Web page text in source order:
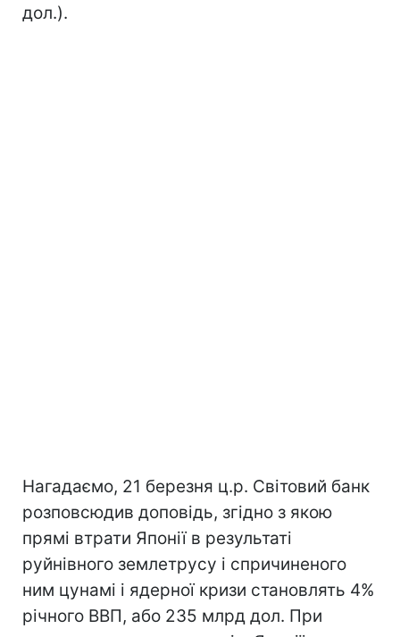
дол.).
Нагадаємо, 21 березня ц.р. Світовий банк
розповсюдив доповідь, згідно з якою
прямі втрати Японії в результаті
руйнівного землетрусу і спричиненого
ним цунамі і ядерної кризи становлять 4%
річного ВВП, або 235 млрд дол. При